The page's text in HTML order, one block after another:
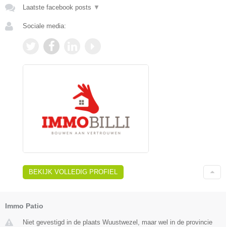
Laatste facebook posts ▼
Sociale media:
BEKIJK VOLLEDIG PROFIEL
Immo Patio
Niet gevestigd in de plaats Wuustwezel, maar wel in de provincie